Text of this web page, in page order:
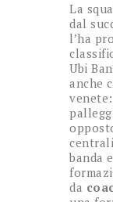
La
dal
l’ha
Ubi
anche
venete:
banda
da